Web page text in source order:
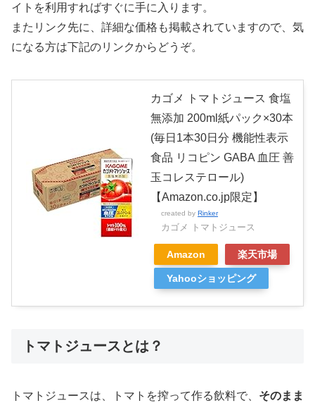
イトを利用すればすぐに手に入ります。
またリンク先に、詳細な価格も掲載されていますので、気
になる方は下記のリンクからどうぞ。
カゴメ トマトジュース 食塩
無添加 200ml紙パック×30本
(毎日1本30日分 機能性表示
食品 リコピン GABA 血圧 善
玉コレステロール)
【Amazon.co.jp限定】
created by Rinker
カゴメ トマトジュース
Amazon 楽天市場
Yahooショッピング
トマトジュースとは？
トマトジュースは、トマトを搾って作る飲料で、 そのまま